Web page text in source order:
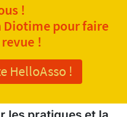
!
Diotime pour faire
!
HelloAsso !